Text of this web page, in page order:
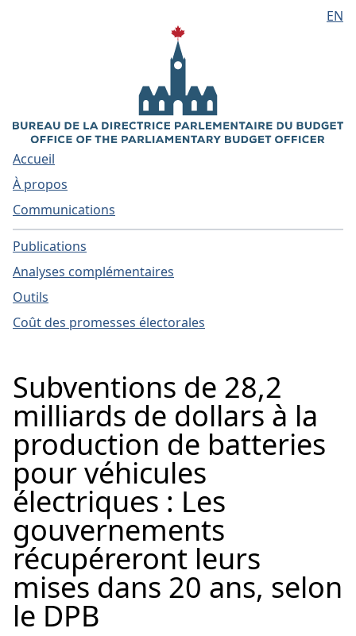
Aller au contenu principal
EN
Accueil
À propos
Communications
Publications
Analyses complémentaires
Outils
Coût des promesses électorales
Subventions de 28,2
milliards de dollars à la
production de batteries
pour véhicules
électriques : Les
gouvernements
récupéreront leurs
mises dans 20 ans, selon
le DPB